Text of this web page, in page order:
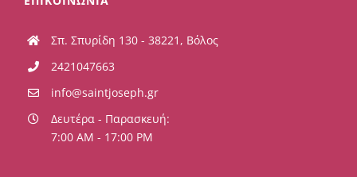
Σπ. Σπυρίδη 130 - 38221, Βόλος
2421047663
info@saintjoseph.gr
Δευτέρα - Παρασκευή:
7:00 AM - 17:00 PM